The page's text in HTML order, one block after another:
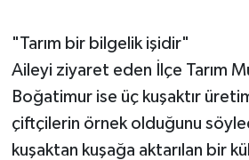
"Tarım bir bilgelik işidir"
Aileyi ziyaret eden İlçe Tarım
Boğatimur ise üç kuşaktır
çiftçilerin örnek olduğunu
kuşaktan kuşağa aktarılan bir